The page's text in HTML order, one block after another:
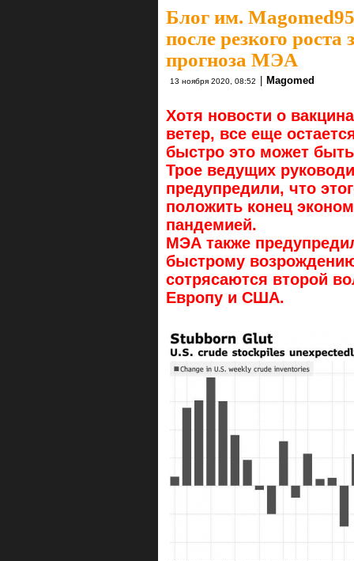
Блог им. Magomed95
после резкого
прогноза МЭА
13 ноября 2020, 08:52 Magomed
Хотя новости о
ветер, все еще
быстро это может
Трое ведущих
предупредили, что
положить конец
пандемией.
МЭА также
быстрому
сотрясаются второй
Европу и США.